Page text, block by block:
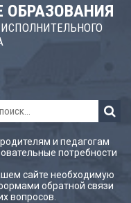
ОБРАЗОВАНИЯ
и педагогам
потребности
сайте необходимую
обратной связи
вопросов.